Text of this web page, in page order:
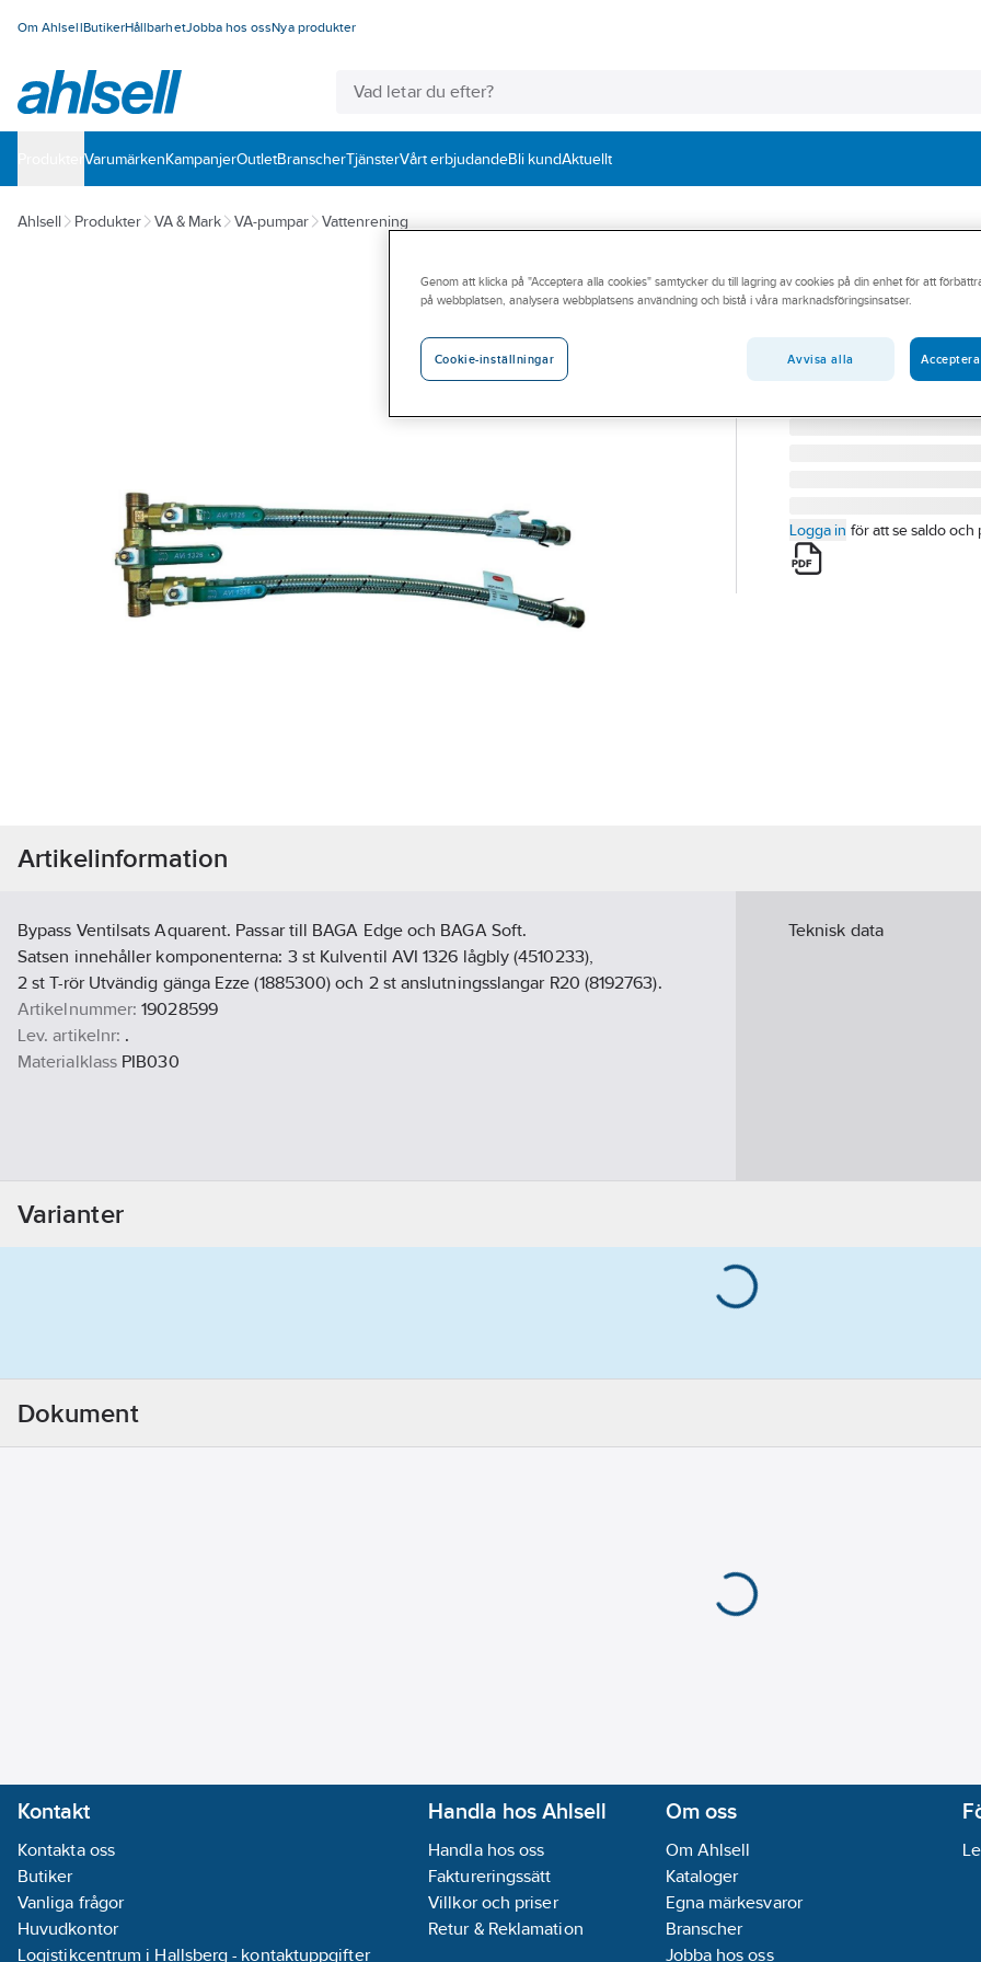
Om AhlsellButikerHållbarhetJobba hos ossNya produkter
VarumärkenKampanjerOutletBranscherTjänsterVårt erbjudandeBli kundAktuellt
Ahlsell Produkter VA & Mark VA-pumpar Vattenrening
AQUARENT
Bypass
BYPASS-VENTILSATS
Artikelnummer:
19028599
Logga in för att se saldo och
Artikelinformation
Bypass Ventilsats Aquarent. Passar till BAGA Edge och BAGA Soft.
Satsen innehåller komponenterna: 3 st Kulventil AVI 1326 lågbly (4510233),
2 st T-rör Utvändig gänga Ezze (1885300) och 2 st anslutningsslangar R20 (8192763).
Artikelnummer: 19028599
Lev. artikelnr: .
Materialklass PIB030
Teknisk data
Varianter
Dokument
Kontakt
Kontakta oss
Butiker
Vanliga frågor
Huvudkontor
Logistikcentrum i Hallsberg - kontaktuppgifter
Handla hos Ahlsell
Handla hos oss
Faktureringssätt
Villkor och priser
Retur & Reklamation
Om oss
Om Ahlsell
Kataloger
Egna märkesvaror
Branscher
Jobba hos oss
Genom att klicka på "Acceptera alla cookies" samtycker du till lagring av cookies på din enhet för att
på webbplatsen, analysera webbplatsens användning och bistå i våra marknadsföringsinsatser.
Cookie-inställningar Avvisa alla